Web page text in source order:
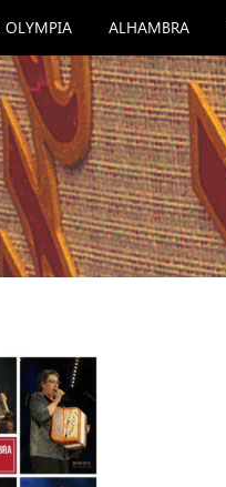
OLYMPIA ALHAMBRA